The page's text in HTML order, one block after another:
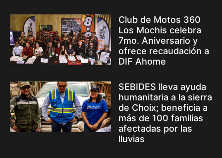
Club de Motos 360
Los Mochis celebra
7mo. Aniversario y
ofrece recaudación a
DIF Ahome
SEBIDES lleva ayuda
humanitaria a la sierra
de Choix; beneficia a
más de 100 familias
afectadas por las
lluvias